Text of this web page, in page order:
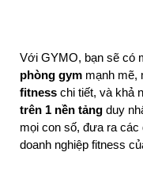
Với GYMO, bạn sẽ có
phòng gym mạnh mẽ,
fitness chi tiết, và khả
trên 1 nền tảng duy
mọi con số, đưa ra các
doanh nghiệp fitness